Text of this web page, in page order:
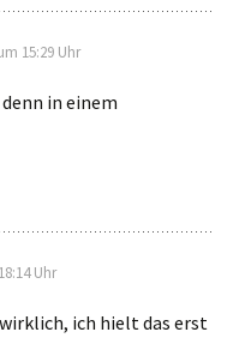
15:29 Uhr
in einem
Uhr
ich hielt das erst